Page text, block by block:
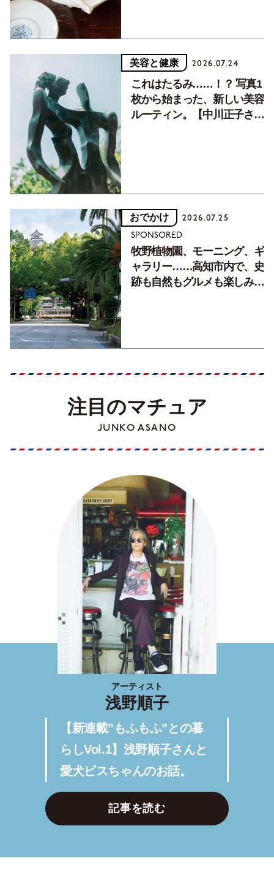
美容と健康 2026.07.24
これはたるみ……！？ 写真1
枚から始まった、新しい美容
ルーティン。【中川正子さん
おでかけ 2026.07.25
SPONSORED
牧野植物園、モーニング、ギ
ャラリー……高知市内で、史
跡も自然もグルメも楽しみ尽
注目のマチュア
JUNKO ASANO
アーティスト
浅野順子
【新連載”もふもふ”との暮
らしVol.1】浅野順子さんと
愛犬ビスちゃんのお話。
記事を読む